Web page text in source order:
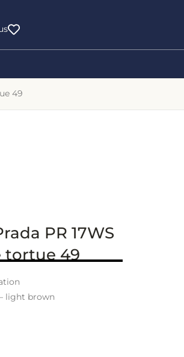
49
PR 17WS
tortue 49
light brown